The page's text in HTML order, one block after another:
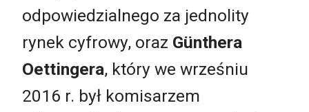
odpowiedzialnego za jednolity
rynek cyfrowy, oraz Günthera
Oettingera, który we wrześniu
2016 r. był komisarzem